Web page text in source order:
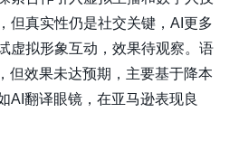
但真实性仍是社交关键，AI更多
虚拟形象互动，效果待观察。语
但效果未达预期，主要基于降本
AI翻译眼镜，在亚马逊表现良